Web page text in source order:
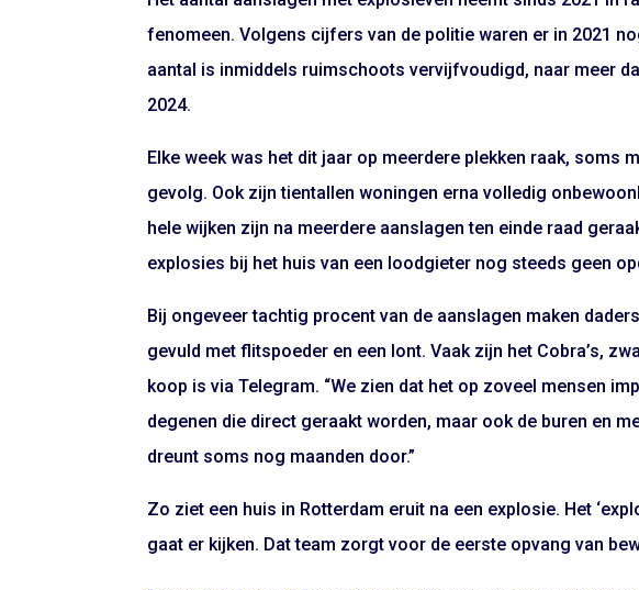
fenomeen. Volgens cijfers van de politie waren er in 2021
aantal is inmiddels ruimschoots vervijfvoudigd, naar meer
2024.
Elke week was het dit jaar op meerdere plekken raak, soms
gevolg. Ook zijn tientallen woningen erna volledig
hele wijken zijn na meerdere aanslagen ten einde raad
explosies bij het huis van een loodgieter nog steeds geen
Bij ongeveer tachtig procent van de aanslagen maken
gevuld met flitspoeder en een lont. Vaak zijn het Cobra’s,
koop is via Telegram. “We zien dat het op zoveel mensen
degenen die direct geraakt worden, maar ook de buren en
dreunt soms nog maanden door.”
Zo ziet een huis in Rotterdam eruit na een explosie. Het
gaat er kijken. Dat team zorgt voor de eerste opvang van